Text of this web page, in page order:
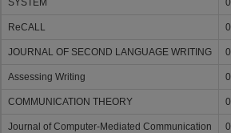
SYSTEM 0
ReCALL 0
JOURNAL OF SECOND LANGUAGE WRITING 0
Assessing Writing 0
COMMUNICATION THEORY 0
Journal of Computer-Mediated Communication 0